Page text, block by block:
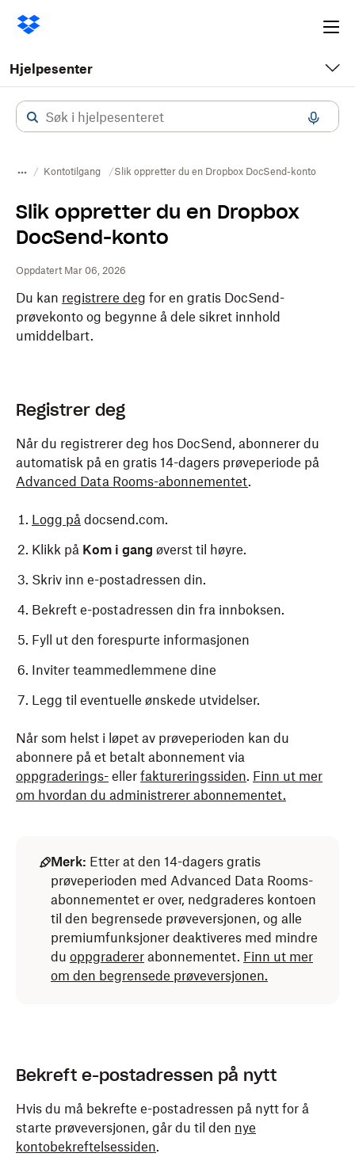
Hjelpesenter
Kontotilgang Slik oppretter du en Dropbox DocSend-konto
Slik oppretter du en Dropbox
DocSend-konto
Oppdatert Mar 06, 2026
Du kan registrere deg for en gratis DocSend-
prøvekonto og begynne å dele sikret innhold
umiddelbart.
Registrer deg
Når du registrerer deg hos DocSend, abonnerer du
automatisk på en gratis 14-dagers prøveperiode på
Advanced Data Rooms-abonnementet.
Logg på docsend.com.
Klikk på Kom i gang øverst til høyre.
Skriv inn e-postadressen din.
Bekreft e-postadressen din fra innboksen.
Fyll ut den forespurte informasjonen
Inviter teammedlemmene dine
Legg til eventuelle ønskede utvidelser.
Når som helst i løpet av prøveperioden kan du
abonnere på et betalt abonnement via
oppgraderings- eller faktureringssiden. Finn ut mer
om hvordan du administrerer abonnementet.
Merk: Etter at den 14-dagers gratis
prøveperioden med Advanced Data Rooms-
abonnementet er over, nedgraderes kontoen
til den begrensede prøveversjonen, og alle
premiumfunksjoner deaktiveres med mindre
du oppgraderer abonnementet. Finn ut mer
om den begrensede prøveversjonen.
Bekreft e-postadressen på nytt
Hvis du må bekrefte e-postadressen på nytt for å
starte prøveversjonen, går du til den nye
kontobekreftelsessiden.